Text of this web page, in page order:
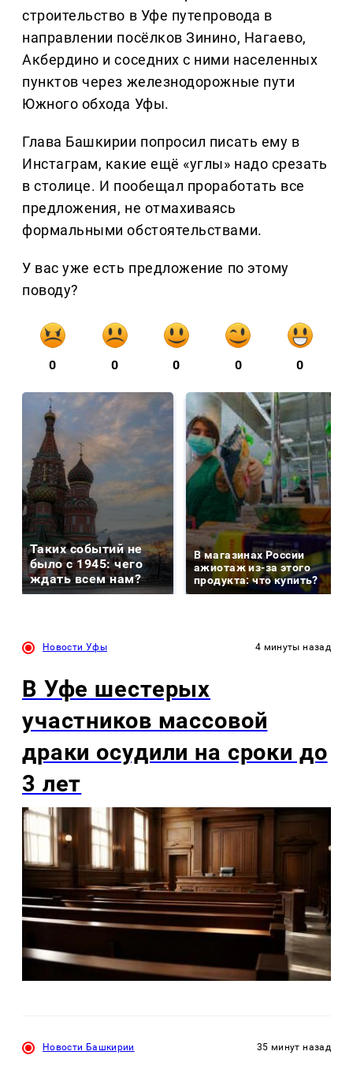
строительство в Уфе путепровода в
направлении посёлков Зинино, Нагаево,
Акбердино и соседних с ними населенных
пунктов через железнодорожные пути
Южного обхода Уфы.
Глава Башкирии попросил писать ему в
Инстаграм, какие ещё «углы» надо срезать
в столице. И пообещал проработать все
предложения, не отмахиваясь
формальными обстоятельствами.
У вас уже есть предложение по этому
поводу?
0 0 0 0 0
Таких событий не
было с 1945: чего
ждать всем нам?
В магазинах России
ажиотаж из-за этого
продукта: что купить?
Новости Уфы 4 минуты назад
В Уфе шестерых
участников массовой
драки осудили на сроки до
3 лет
Новости Башкирии 35 минут назад